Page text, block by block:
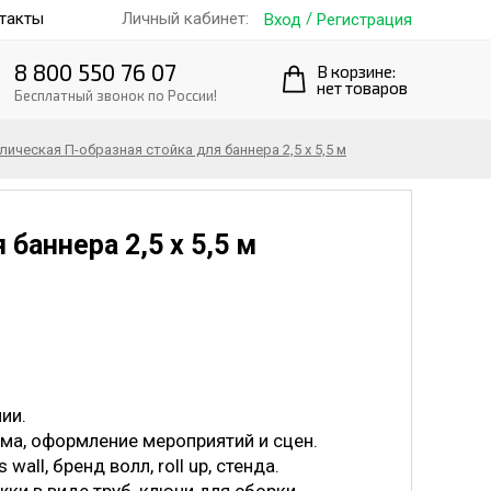
Личный кабинет: Вход / Регистрация
8 800 550 76 07
Бесплатный звонок по России!
В корзине:
нет товаров
П-образная стойка для баннера 2,5 х 5,5 м
баннера 2,5 х 5,5 м
оформление мероприятий и сцен.
бренд волл, roll up, стенда.